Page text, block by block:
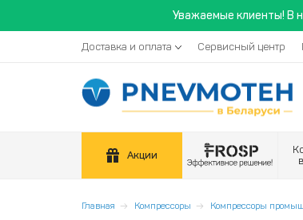
Уважаемые клиенты! В
Доставка и оплата Сервисный центр
Акции
Главная Компрессоры Компрессоры